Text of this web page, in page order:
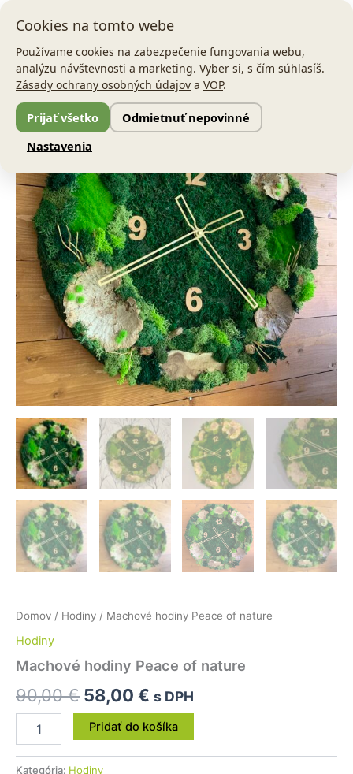
Preskočiť
obsah
Zľava!
Domov / Hodiny / Machové hodiny Peace of nature
Hodiny
Machové hodiny Peace of nature
90,00€
Pôvodná
cena
bola:
58,00 €
Aktuálna
cena
je:
s DPH
množstvo
Machové
hodiny
Peace
of
nature
Pridať do košíka
Kategória: Hodiny
Cookies na tomto webe
Používame cookies na zabezpečenie fungovania webu,
analýzu návštevnosti a marketing. Vyber si, s čím súhlasíš.
Zásady ochrany osobných údajov a VOP.
Prijať všetko
Odmietnuť nepovinné
Nastavenia